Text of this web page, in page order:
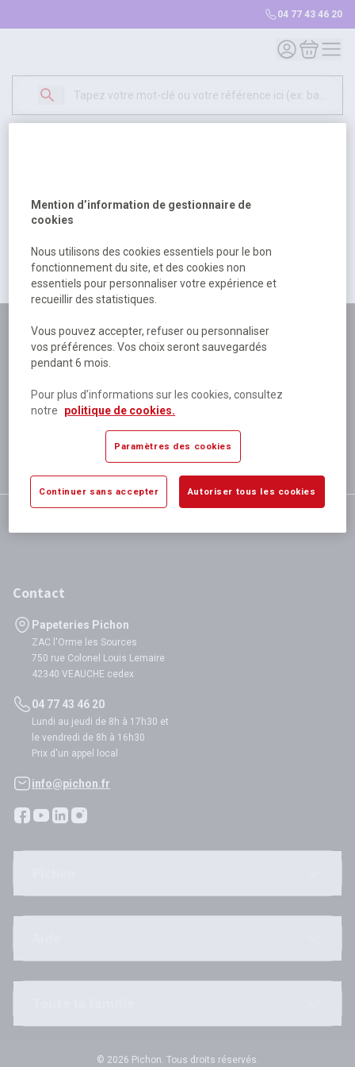
04 77 43 46 20
Mon compte
Mon
500
excuser pour la gêne occasionée.
Retour Retour à l'accueil
Plus de 180 personnes
à votre écoute
Plus de 80 000 références
disponibles
Expédition le jour même
si validation avant 12h
satisfaction totale
Contact
Papeteries Pichon
ZAC l'Orme les Sources
750 rue Colonel Louis Lemaire
42340 VEAUCHE cedex
04 77 43 46 20
Lundi au jeudi de 8h à 17h30 et
le vendredi de 8h à 16h30
Prix d'un appel local
info@pichon.fr
© 2026 Pichon. Tous droits réservés.
Mention d’information de gestionnaire de
cookies
Nous utilisons des cookies essentiels pour le bon
fonctionnement du site, et des cookies non
essentiels pour personnaliser votre expérience et
recueillir des statistiques.
Vous pouvez accepter, refuser ou personnaliser
vos préférences. Vos choix seront sauvegardés
pendant 6 mois.
Pour plus d’informations sur les cookies, consultez
notre
politique de cookies.
Paramètres des cookies
Continuer sans accepter Autoriser tous les cookies